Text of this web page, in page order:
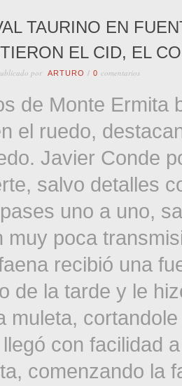
TAURINO EN
EL CID, EL
por ARTURO / 0 comentarios
de Monte Ermita
el ruedo,
Javier Conde
salvo detalles
uno a uno,
muy poca
recibió una
de la tarde y le
muleta,
con facilidad
comenzando la